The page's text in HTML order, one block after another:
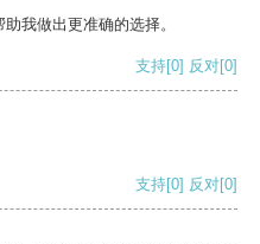
我做出更准确的选择。
支持[0] 反对[0]
支持[0] 反对[0]